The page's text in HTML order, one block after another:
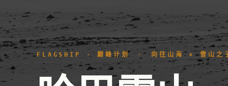
FLAGSHIP · 巅峰计划 · 向往山海 × 雪山之